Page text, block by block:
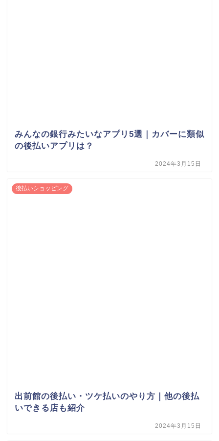
みんなの銀行みたいなアプリ5選｜カバーに類似
の後払いアプリは？
2024年3月15日
後払いショッピング
出前館の後払い・ツケ払いのやり方｜他の後払
いできる店も紹介
2024年3月15日